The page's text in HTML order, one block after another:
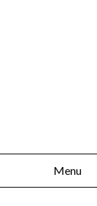
Menu